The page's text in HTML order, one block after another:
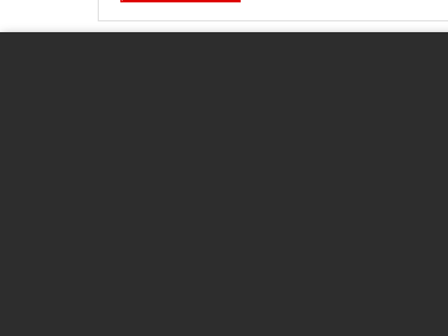
technologie od společnosti
technologie je používána na
. Publikování a šíření